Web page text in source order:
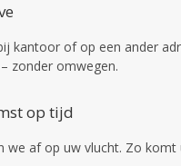
kantoor of op een ander
zonder omwegen.
op tijd
we af op uw vlucht. Zo